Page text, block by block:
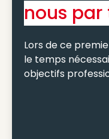
nous
Lors de ce
le temps
objectifs